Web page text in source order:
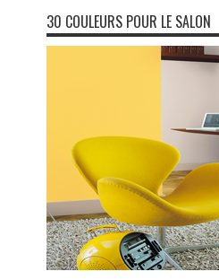
30 COULEURS POUR LE SALON